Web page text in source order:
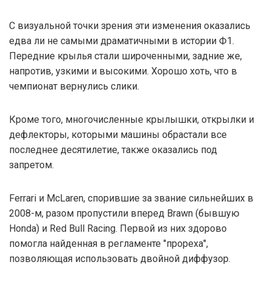
С визуальной точки зрения эти изменения оказались
едва ли не самыми драматичными в истории Ф1.
Передние крылья стали широченными, задние же,
напротив, узкими и высокими. Хорошо хоть, что в
чемпионат вернулись слики.
Кроме того, многочисленные крылышки, открылки и
дефлекторы, которыми машины обрастали все
последнее десятилетие, также оказались под
запретом.
Ferrari и McLaren, спорившие за звание сильнейших в
2008-м, разом пропустили вперед Brawn (бывшую
Honda) и Red Bull Racing. Первой из них здорово
помогла найденная в регламенте "прореха",
позволяющая использовать двойной диффузор.